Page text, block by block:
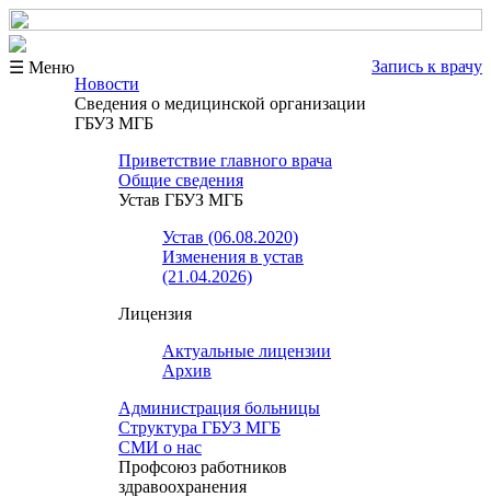
☰ Меню
Запись к врачу
Новости
Сведения о медицинской организации
ГБУЗ МГБ
Приветствие главного врача
Общие сведения
Устав ГБУЗ МГБ
Устав (06.08.2020)
Изменения в устав
(21.04.2026)
Лицензия
Актуальные лицензии
Архив
Администрация больницы
Структура ГБУЗ МГБ
СМИ о нас
Профсоюз работников
здравоохранения